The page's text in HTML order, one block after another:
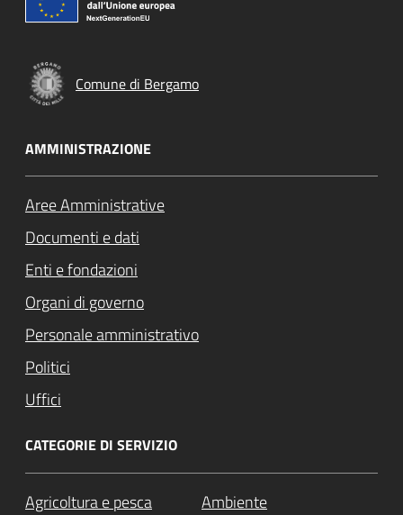
Comune di Bergamo
AMMINISTRAZIONE
Aree Amministrative
Documenti e dati
Enti e fondazioni
Organi di governo
Personale amministrativo
Politici
Uffici
CATEGORIE DI SERVIZIO
Agricoltura e pesca Ambiente